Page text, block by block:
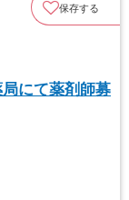
保存する
局にて薬剤師募